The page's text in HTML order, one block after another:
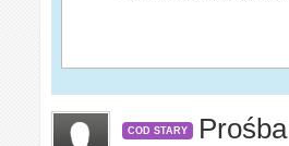
COD STARY